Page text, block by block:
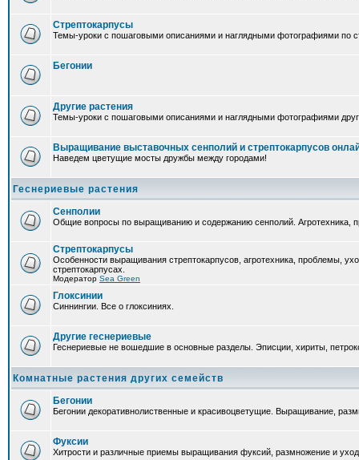
Стрептокарпусы
Темы-уроки с пошаговыми описаниями и наглядными фотографиями по
Бегонии
Другие растения
Темы-уроки с пошаговыми описаниями и наглядными фотографиями
Выращивание выставочных сенполий и стрептокарпусов
Наведем цветущие мосты дружбы между городами!
Геснериевые растения
Сенполии
Общие вопросы по выращиванию и содержанию сенполий. Агротехника,
Стрептокарпусы
Особенности выращивания стрептокарпусов, агротехника, проблемы,
стрептокарпусах.
Модератор Sea Green
Глоксинии
Синнингии. Все о глоксиниях.
Другие геснериевые
Геснериевые не вошедшие в основные разделы. Эписции, хириты,
Комнатные растения других семейств
Бегонии
Бегонии декоративнолиственные и красивоцветущие. Выращивание,
Фуксии
Хитрости и различные приемы выращивания фуксий, размножение и